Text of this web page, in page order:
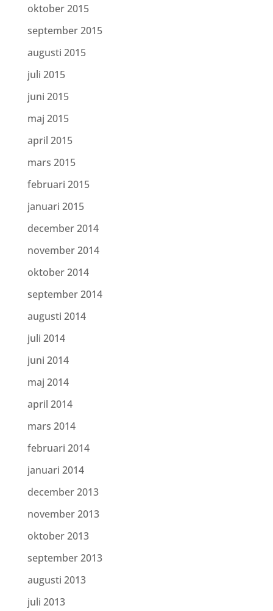
oktober 2015
september 2015
augusti 2015
juli 2015
juni 2015
maj 2015
april 2015
mars 2015
februari 2015
januari 2015
december 2014
november 2014
oktober 2014
september 2014
augusti 2014
juli 2014
juni 2014
maj 2014
april 2014
mars 2014
februari 2014
januari 2014
december 2013
november 2013
oktober 2013
september 2013
augusti 2013
juli 2013